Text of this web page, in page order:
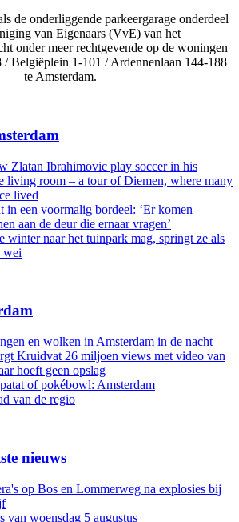
de onderliggende parkeergarage onderdeel
van Eigenaars (VvE) van het
onder meer rechtgevende op de woningen
/ Belgiëplein 1-101 / Ardennenlaan 144-188
te Amsterdam.
Zlatan Ibrahimovic play soccer in his
living room – a tour of Diemen, where many
lived
in een voormalig bordeel: ‘Er komen
aan de deur die ernaar vragen’
winter naar het tuinpark mag, springt ze als
wei
en wolken in Amsterdam in de nacht
Kruidvat 26 miljoen views met video van
hoeft geen opslag
of pokébowl: Amsterdam
van de regio
nieuws
op Bos en Lommerweg na explosies bij
van woensdag 5 augustus